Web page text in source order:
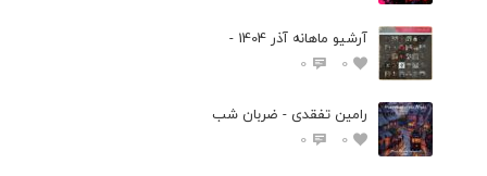
آرشیو ماهانه آذر 1404 -
0
0
رامین تفقدی - ضربان شب
0
0